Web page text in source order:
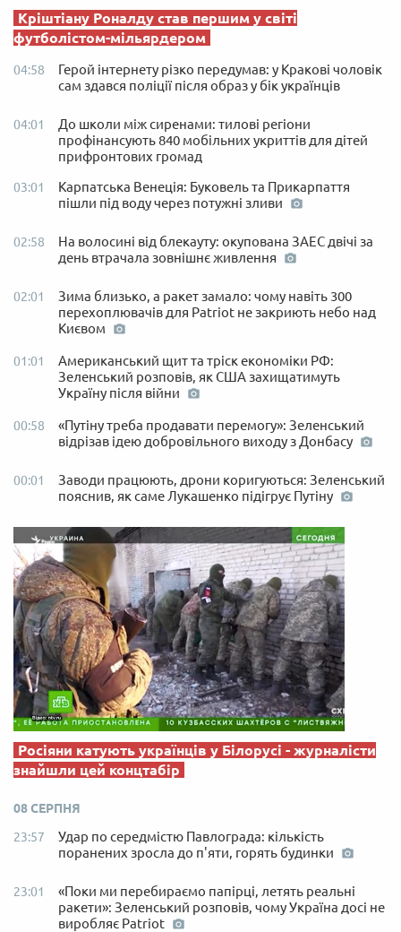
Кріштіану Роналду став першим у світі
футболістом-мільярдером
04:58
Герой інтернету різко передумав: у Кракові чоловік
сам здався поліції після образ у бік українців
04:01
До школи між сиренами: тилові регіони
профінансують 840 мобільних укриттів для дітей
прифронтових громад
03:01
Карпатська Венеція: Буковель та Прикарпаття
пішли під воду через потужні зливи
02:58
На волосині від блекауту: окупована ЗАЕС двічі за
день втрачала зовнішнє живлення
02:01
Зима близько, а ракет замало: чому навіть 300
перехоплювачів для Patriot не закриють небо над
Києвом
01:01
Американський щит та тріск економіки РФ:
Зеленський розповів, як США захищатимуть
Україну після війни
00:58
«Путіну треба продавати перемогу»: Зеленський
відрізав ідею добровільного виходу з Донбасу
00:01
Заводи працюють, дрони коригуються: Зеленський
пояснив, як саме Лукашенко підігрує Путіну
Росіяни катують українців у Білорусі - журналісти
знайшли цей концтабір
08 СЕРПНЯ
23:57
Удар по середмістю Павлограда: кількість
поранених зросла до п'яти, горять будинки
23:01
«Поки ми перебираємо папірці, летять реальні
ракети»: Зеленський розповів, чому Україна досі не
виробляє Patriot